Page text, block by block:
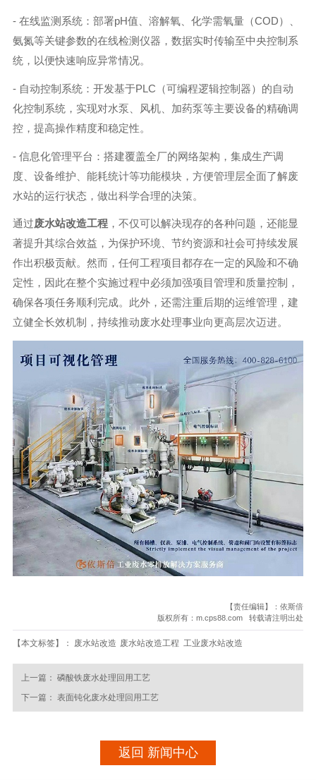
- 在线监测系统：部署pH值、溶解氧、化学需氧量（COD）、
氨氮等关键参数的在线检测仪器，数据实时传输至中央控制系
统，以便快速响应异常情况。
- 自动控制系统：开发基于PLC（可编程逻辑控制器）的自动
化控制系统，实现对水泵、风机、加药泵等主要设备的精确调
控，提高操作精度和稳定性。
- 信息化管理平台：搭建覆盖全厂的网络架构，集成生产调
度、设备维护、能耗统计等功能模块，方便管理层全面了解废
水站的运行状态，做出科学合理的决策。
通过废水站改造工程，不仅可以解决现存的各种问题，还能显
著提升其综合效益，为保护环境、节约资源和社会可持续发展
作出积极贡献。然而，任何工程项目都存在一定的风险和不确
定性，因此在整个实施过程中必须加强项目管理和质量控制，
确保各项任务顺利完成。此外，还需注重后期的运维管理，建
立健全长效机制，持续推动废水处理事业向更高层次迈进。
【责任编辑】：依斯倍
版权所有：m.cps88.com 转载请注明出处
【本文标签】： 废水站改造 废水站改造工程 工业废水站改造
上一篇： 磷酸铁废水处理回用工艺
下一篇： 表面钝化废水处理回用工艺
返回 新闻中心